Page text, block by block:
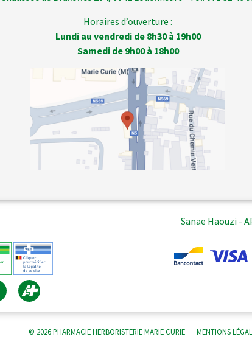
Horaires d’ouverture :
Lundi au vendredi de 8h30 à 19h00
Samedi de 9h00 à 18h00
Sanae Haouzi -
© 2026 PHARMACIE HERBORISTERIE MARIE CURIE MENTIONS